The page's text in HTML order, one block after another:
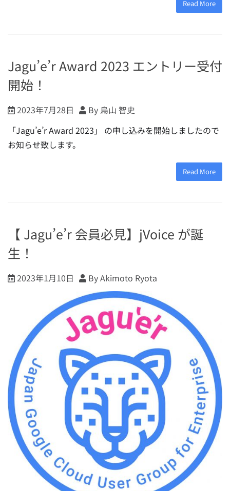
Read More
Jagu’e’r Award 2023 エントリー受付
開始！
2023年7月28日
By 烏山 智史
「Jagu’e’r Award 2023」 の申し込みを開始しましたので
お知らせ致します。
Read More
【 Jagu’e’r 会員必見】jVoice が誕
生！
2023年1月10日 By Akimoto Ryota